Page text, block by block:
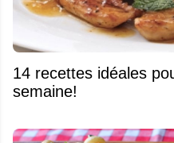
14 recettes idéales
semaine!